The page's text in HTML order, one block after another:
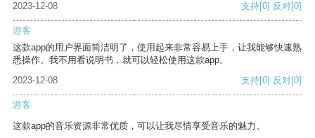
2023-12-08
支持[0] 反对[0]
游客
这款app的用户界面简洁明了，使用起来非常容易上手，让我能够快速熟
悉操作。我不用看说明书，就可以轻松使用这款app。
2023-12-08
支持[0] 反对[0]
游客
这款app的音乐资源非常优质，可以让我尽情享受音乐的魅力。